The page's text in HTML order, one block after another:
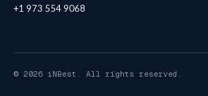
+1 973 554 9068
© 2026 iNBest. All rights reserved.